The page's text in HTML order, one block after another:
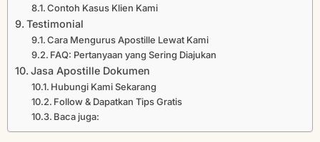
Contoh Kasus Klien Kami
Testimonial
Cara Mengurus Apostille Lewat Kami
FAQ: Pertanyaan yang Sering Diajukan
Jasa Apostille Dokumen
Hubungi Kami Sekarang
Follow & Dapatkan Tips Gratis
Baca juga: